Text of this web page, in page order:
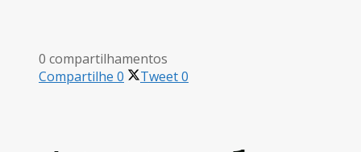
0 compartilhamentos
Compartilhe 0 Tweet0